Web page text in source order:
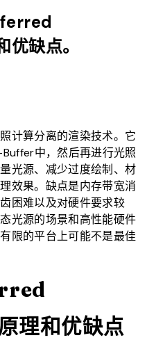
缺点。
计算分离的渲染技术。它
中，然后再进行光照
光源、减少过度绘制、材
效果。缺点是内存带宽消
困难以及对硬件要求较
光源的场景和高性能硬件
限的平台上可能不是最佳
理和优缺点